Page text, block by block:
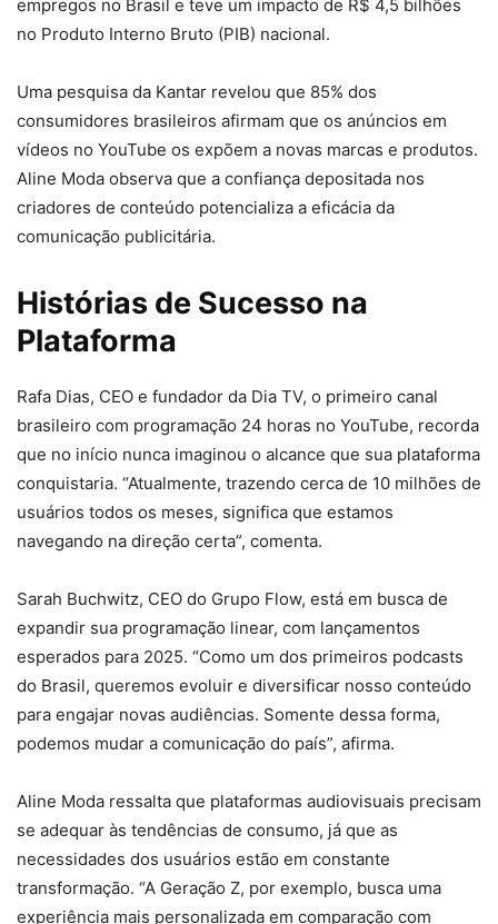
empregos no Brasil e teve um impacto de R$ 4,5 bilhões
no Produto Interno Bruto (PIB) nacional.
Uma pesquisa da Kantar revelou que 85% dos
consumidores brasileiros afirmam que os anúncios em
vídeos no YouTube os expõem a novas marcas e produtos.
Aline Moda observa que a confiança depositada nos
criadores de conteúdo potencializa a eficácia da
comunicação publicitária.
Histórias de Sucesso na
Plataforma
Rafa Dias, CEO e fundador da Dia TV, o primeiro canal
brasileiro com programação 24 horas no YouTube, recorda
que no início nunca imaginou o alcance que sua plataforma
conquistaria. “Atualmente, trazendo cerca de 10 milhões de
usuários todos os meses, significa que estamos
navegando na direção certa”, comenta.
Sarah Buchwitz, CEO do Grupo Flow, está em busca de
expandir sua programação linear, com lançamentos
esperados para 2025. “Como um dos primeiros podcasts
do Brasil, queremos evoluir e diversificar nosso conteúdo
para engajar novas audiências. Somente dessa forma,
podemos mudar a comunicação do país”, afirma.
Aline Moda ressalta que plataformas audiovisuais precisam
se adequar às tendências de consumo, já que as
necessidades dos usuários estão em constante
transformação. “A Geração Z, por exemplo, busca uma
experiência mais personalizada em comparação com